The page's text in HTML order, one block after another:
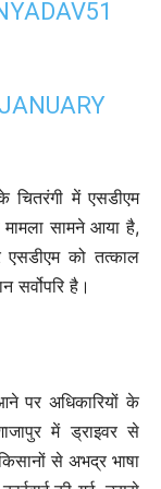
JANUARY
चितरंगी में एसडीएम
सामने आया है,
को तत्काल
सर्वोपरि है।
पर अधिकारियों के
में ड्राइवर से
से अभद्र भाषा